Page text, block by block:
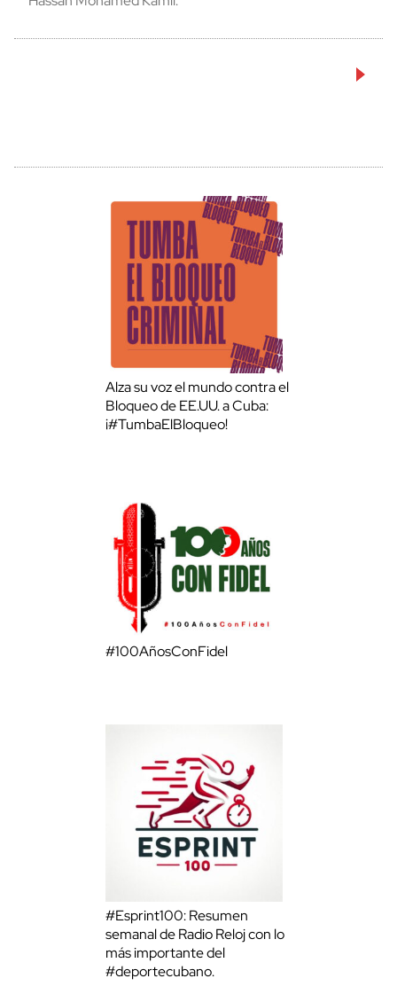
Alza su voz el mundo contra el
Bloqueo de EE.UU. a Cuba:
¡#TumbaElBloqueo!
#100AñosConFidel
#Esprint100: Resumen
semanal de Radio Reloj con lo
más importante del
#deportecubano.